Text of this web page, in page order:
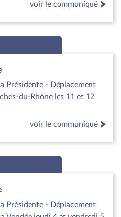
voir le communiqué
Présidente - Déplacement
du-Rhône les 11 et 12
voir le communiqué
Présidente - Déplacement